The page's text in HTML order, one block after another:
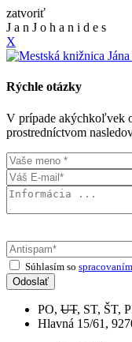
zatvoriť
J a n J o h a n i d e s
X
Rýchle otázky
V prípade akýchkoľvek
prostredníctvom
Súhlasím so
Odoslať
PO, UT, ST, ŠT,
Hlavná 15/61,